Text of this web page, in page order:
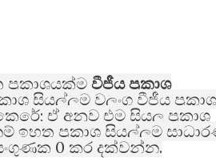
වීජීය ප්‍රකාශ
සියල්ලම වලංගු වීජීය ප්‍රකාශ
; ඒ අනුව එම සියලු ප්‍රකාශ
ඉහත ප්‍රකාශ සියල්ලම
0 කර දක්වන්න.